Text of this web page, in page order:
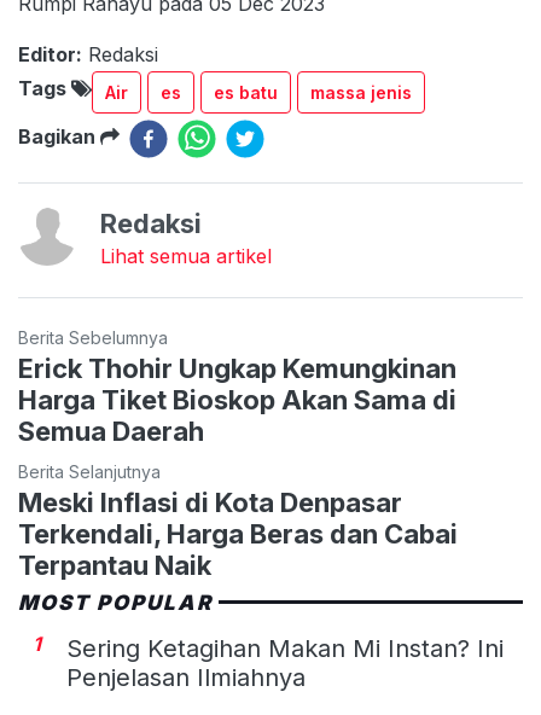
Editor: Redaksi
Tags
Air es es batu massa jenis
Bagikan
Redaksi
Lihat semua artikel
Berita Sebelumnya
Erick Thohir Ungkap Kemungkinan
Harga Tiket Bioskop Akan Sama di
Semua Daerah
Berita Selanjutnya
Meski Inflasi di Kota Denpasar
Terkendali, Harga Beras dan Cabai
Terpantau Naik
MOST POPULAR
1
Sering Ketagihan Makan Mi Instan? Ini
Penjelasan Ilmiahnya